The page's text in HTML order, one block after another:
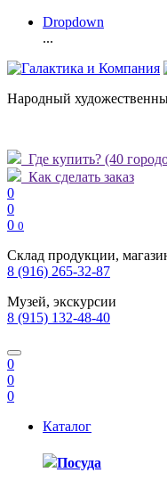
Dropdown
...
Народный
Где купить? (40
Как сделать заказ
0
0
0 0
Склад продукции,
8 (916) 265-32-87
Музей, экскурсии
8 (915) 132-48-40
0
0
0
Каталог
Посуда